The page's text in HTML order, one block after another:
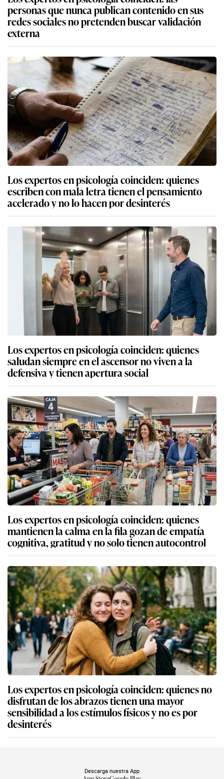
personas que nunca publican contenido en sus
redes sociales no pretenden buscar validación
externa
Los expertos en psicología coinciden: quienes
escriben con mala letra tienen el pensamiento
acelerado y no lo hacen por desinterés
Los expertos en psicología coinciden: quienes
saludan siempre en el ascensor no viven a la
defensiva y tienen apertura social
Los expertos en psicología coinciden: quienes
mantienen la calma en la fila gozan de empatía
cognitiva, gratitud y no solo tienen autocontrol
Los expertos en psicología coinciden: quienes no
disfrutan de los abrazos tienen una mayor
sensibilidad a los estímulos físicos y no es por
desinterés
Descarga nuestra App